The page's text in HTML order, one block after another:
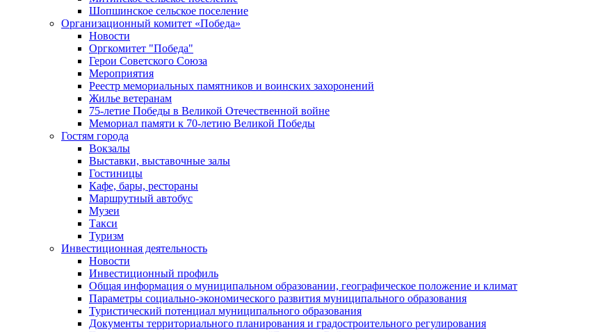
Шопшинское сельское поселение
Организационный комитет «Победа»
Новости
Оргкомитет "Победа"
Герои Советского Союза
Мероприятия
Реестр мемориальных памятников и воинских захоронений
Жилье ветеранам
75-летие Победы в Великой Отечественной войне
Мемориал памяти к 70-летию Великой Победы
Гостям города
Вокзалы
Выставки, выставочные залы
Гостиницы
Кафе, бары, рестораны
Маршрутный автобус
Музеи
Такси
Туризм
Инвестиционная деятельность
Новости
Инвестиционный профиль
Общая информация о муниципальном образовании, географическое положение и климат
Параметры социально-экономического развития муниципального образования
Туристический потенциал муниципального образования
Документы территориального планирования и градостроительного регулирования